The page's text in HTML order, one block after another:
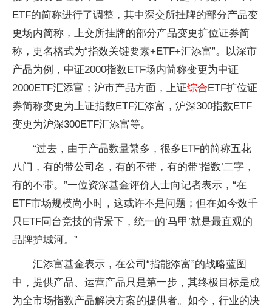
ETF的简称进行了调整，其中深交所挂牌的部分产品变
更场内简称，上交所挂牌的部分产品变更扩位证券简
称，更名格式为“指数关键要素+ETF+汇添富”。以深市
产品为例，中证2000指数ETF场内简称变更为中证
2000ETF汇添富；沪市产品方面，上证综合ETF扩位证
券简称变更为上证指数ETF汇添富，沪深300指数ETF
变更为沪深300ETF汇添富等。
“过去，由于产品数量繁多，很多ETF的简称五花
八门，有的带公司名，有的不带，有的带‘指数’二字，
有的不带。”一位资深基金评价人士向记者表示，“在
ETF市场规模尚小时，这或许不是问题；但在如今数千
只ETF同台竞技的背景下，统一的‘马甲’就是最直观的
品牌护城河。”
汇添富基金表示，在公司“指能添富”的战略蓝图
中，提供产品、运营产品只是第一步，其终极目标是成
为全市场指数产品解决方案的提供者。如今，行业的决